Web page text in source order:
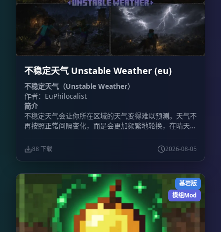
不稳定天气 Unstable Weather (eu)
不稳定天气（Unstable Weather）
作者：EuPhilocalist
简介
不稳定天气会让你所在区域的天气变得难以预测。天气不
再按照正常间隔变化，而是会更加频繁地轮换，在晴天、
88 下载 2026-08-05
基岩版
模组Mod